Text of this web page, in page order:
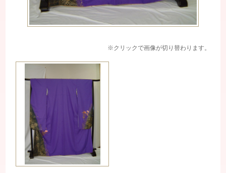
※クリックで画像が切り替わります。